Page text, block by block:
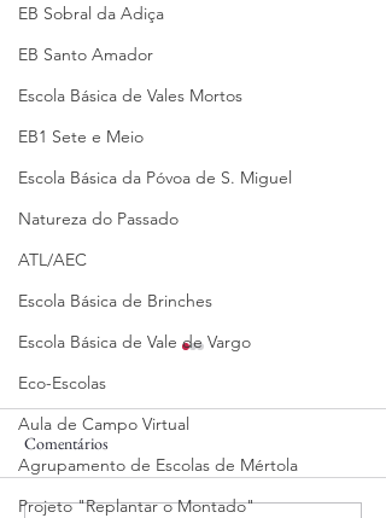
EB Sobral da Adiça
EB Santo Amador
Escola Básica de Vales Mortos
EB1 Sete e Meio
Escola Básica da Póvoa de S. Miguel
Natureza do Passado
ATL/AEC
Escola Básica de Brinches
Escola Básica de Vale de Vargo
Eco-Escolas
Aula de Campo Virtual
Agrupamento de Escolas de Mértola
Projeto "Replantar o Montado"
04/08/2025
Comentários